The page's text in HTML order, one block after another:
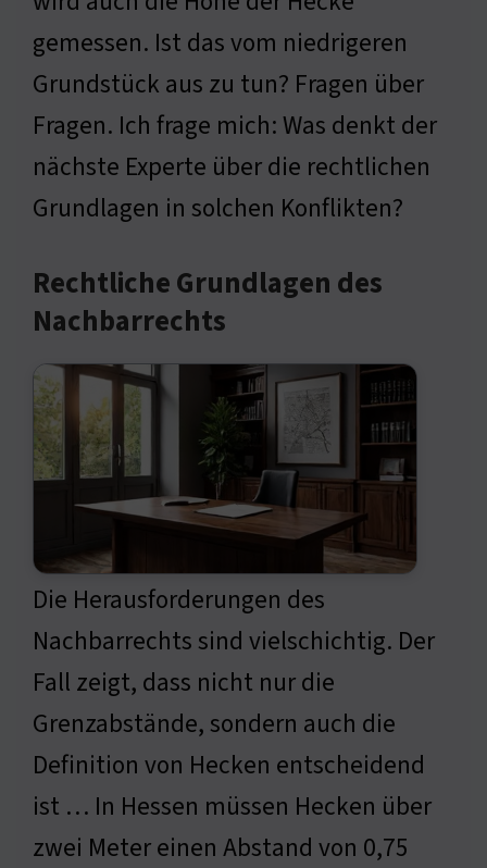
gemessen. Ist das vom niedrigeren
Grundstück aus zu tun? Fragen über
Fragen. Ich frage mich: Was denkt der
nächste Experte über die rechtlichen
Grundlagen in solchen Konflikten?
Rechtliche Grundlagen des
Nachbarrechts
Die Herausforderungen des
Nachbarrechts sind vielschichtig. Der
Fall zeigt, dass nicht nur die
Grenzabstände, sondern auch die
Definition von Hecken entscheidend
ist … In Hessen müssen Hecken über
zwei Meter einen Abstand von 0,75